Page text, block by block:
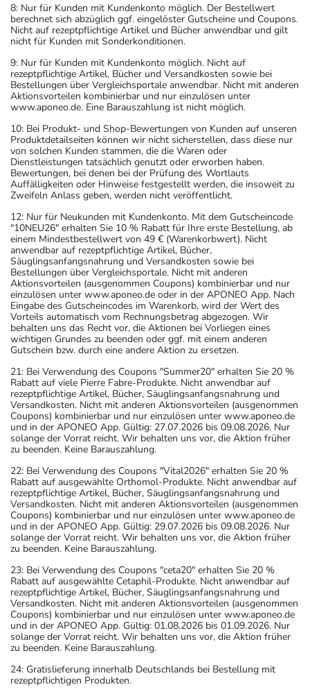
8: Nur für Kunden mit Kundenkonto möglich. Der Bestellwert
berechnet sich abzüglich ggf. eingelöster Gutscheine und Coupons.
Nicht auf rezeptpflichtige Artikel und Bücher anwendbar und gilt
nicht für Kunden mit Sonderkonditionen.
9: Nur für Kunden mit Kundenkonto möglich. Nicht auf
rezeptpflichtige Artikel, Bücher und Versandkosten sowie bei
Bestellungen über Vergleichsportale anwendbar. Nicht mit anderen
Aktionsvorteilen kombinierbar und nur einzulösen unter
www.aponeo.de. Eine Barauszahlung ist nicht möglich.
10: Bei Produkt- und Shop-Bewertungen von Kunden auf unseren
Produktdetailseiten können wir nicht sicherstellen, dass diese nur
von solchen Kunden stammen, die die Waren oder
Dienstleistungen tatsächlich genutzt oder erworben haben.
Bewertungen, bei denen bei der Prüfung des Wortlauts
Auffälligkeiten oder Hinweise festgestellt werden, die insoweit zu
Zweifeln Anlass geben, werden nicht veröffentlicht.
12: Nur für Neukunden mit Kundenkonto. Mit dem Gutscheincode
"10NEU26" erhalten Sie 10 % Rabatt für Ihre erste Bestellung, ab
einem Mindestbestellwert von 49 € (Warenkorbwert). Nicht
anwendbar auf rezeptpflichtige Artikel, Bücher,
Säuglingsanfangsnahrung und Versandkosten sowie bei
Bestellungen über Vergleichsportale. Nicht mit anderen
Aktionsvorteilen (ausgenommen Coupons) kombinierbar und nur
einzulösen unter www.aponeo.de oder in der APONEO App. Nach
Eingabe des Gutscheincodes im Warenkorb, wird der Wert des
Vorteils automatisch vom Rechnungsbetrag abgezogen. Wir
behalten uns das Recht vor, die Aktionen bei Vorliegen eines
wichtigen Grundes zu beenden oder ggf. mit einem anderen
Gutschein bzw. durch eine andere Aktion zu ersetzen.
21: Bei Verwendung des Coupons "Summer20" erhalten Sie 20 %
Rabatt auf viele Pierre Fabre-Produkte. Nicht anwendbar auf
rezeptpflichtige Artikel, Bücher, Säuglingsanfangsnahrung und
Versandkosten. Nicht mit anderen Aktionsvorteilen (ausgenommen
Coupons) kombinierbar und nur einzulösen unter www.aponeo.de
und in der APONEO App. Gültig: 27.07.2026 bis 09.08.2026. Nur
solange der Vorrat reicht. Wir behalten uns vor, die Aktion früher
zu beenden. Keine Barauszahlung.
22: Bei Verwendung des Coupons "Vital2026" erhalten Sie 20 %
Rabatt auf ausgewählte Orthomol-Produkte. Nicht anwendbar auf
rezeptpflichtige Artikel, Bücher, Säuglingsanfangsnahrung und
Versandkosten. Nicht mit anderen Aktionsvorteilen (ausgenommen
Coupons) kombinierbar und nur einzulösen unter www.aponeo.de
und in der APONEO App. Gültig: 29.07.2026 bis 09.08.2026. Nur
solange der Vorrat reicht. Wir behalten uns vor, die Aktion früher
zu beenden. Keine Barauszahlung.
23: Bei Verwendung des Coupons "ceta20" erhalten Sie 20 %
Rabatt auf ausgewählte Cetaphil-Produkte. Nicht anwendbar auf
rezeptpflichtige Artikel, Bücher, Säuglingsanfangsnahrung und
Versandkosten. Nicht mit anderen Aktionsvorteilen (ausgenommen
Coupons) kombinierbar und nur einzulösen unter www.aponeo.de
und in der APONEO App. Gültig: 01.08.2026 bis 01.09.2026. Nur
solange der Vorrat reicht. Wir behalten uns vor, die Aktion früher
zu beenden. Keine Barauszahlung.
24: Gratislieferung innerhalb Deutschlands bei Bestellung mit
rezeptpflichtigen Produkten.